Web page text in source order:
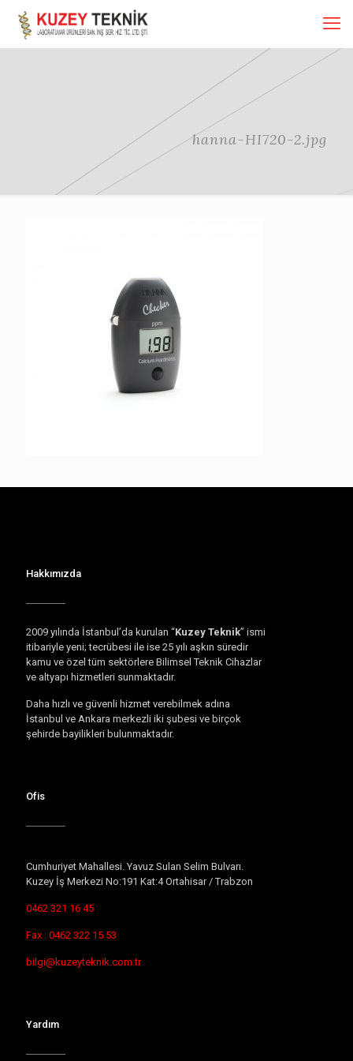
hanna-HI720-2.jpg
Hakkımızda
2009 yılında İstanbul’da kurulan “Kuzey Teknik” ismi
itibariyle yeni; tecrübesi ile ise 25 yılı aşkın süredir
kamu ve özel tüm sektörlere Bilimsel Teknik Cihazlar
ve altyapı hizmetleri sunmaktadır.
Daha hızlı ve güvenli hizmet verebilmek adına
İstanbul ve Ankara merkezli iki şubesi ve birçok
şehirde bayilikleri bulunmaktadır.
Ofis
Cumhuriyet Mahallesi. Yavuz Sulan Selim Bulvarı.
Kuzey İş Merkezi No:191 Kat:4 Ortahisar / Trabzon
0462 321 16 45
Fax : 0462 322 15 53
bilgi@kuzeyteknik.com.tr
Yardım